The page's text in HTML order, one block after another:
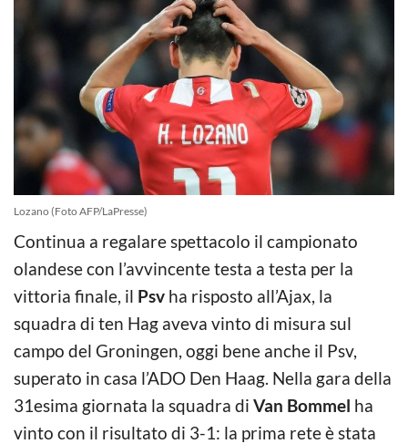
Lozano (Foto AFP/LaPresse)
Continua a regalare spettacolo il campionato
olandese con l’avvincente testa a testa per la
vittoria finale, il Psv ha risposto all’Ajax, la
squadra di ten Hag aveva vinto di misura sul
campo del Groningen, oggi bene anche il Psv,
superato in casa l’ADO Den Haag. Nella gara della
31esima giornata la squadra di Van Bommel ha
vinto con il risultato di 3-1: la prima rete è stata